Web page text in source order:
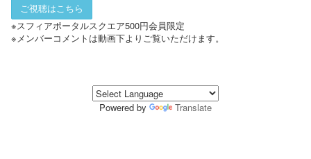
ご視聴はこちら
※スフィアポータルスクエア500円会員限定
※メンバーコメントは動画下よりご覧いただけます。
Powered by Translate